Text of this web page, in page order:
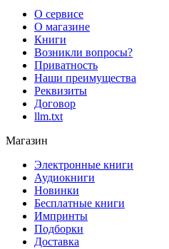
О сервисе
О магазине
Книги
Возникли вопросы?
Приватность
Наши преимущества
Реквизиты
Договор
llm.txt
Магазин
Электронные книги
Аудиокниги
Новинки
Бесплатные книги
Импринты
Подборки
Доставка